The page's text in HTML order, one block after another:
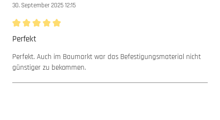
30. September 2025 12:15
Bewertung mit 5 von 5 Sternen
Perfekt
Perfekt. Auch im Baumarkt war das Befestigungsmaterial nicht
günstiger zu bekommen.